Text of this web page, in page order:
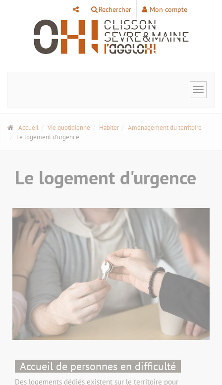
Rechercher Mon compte
Toggle
Accueil Vie quotidienne Habiter
Aménagement du territoire
Le logement d'urgence
Le logement d'urgence
Accueil de personnes en difficulté
Des logements dédiés existent sur le territoire pour
Panneau de gestion des cookies